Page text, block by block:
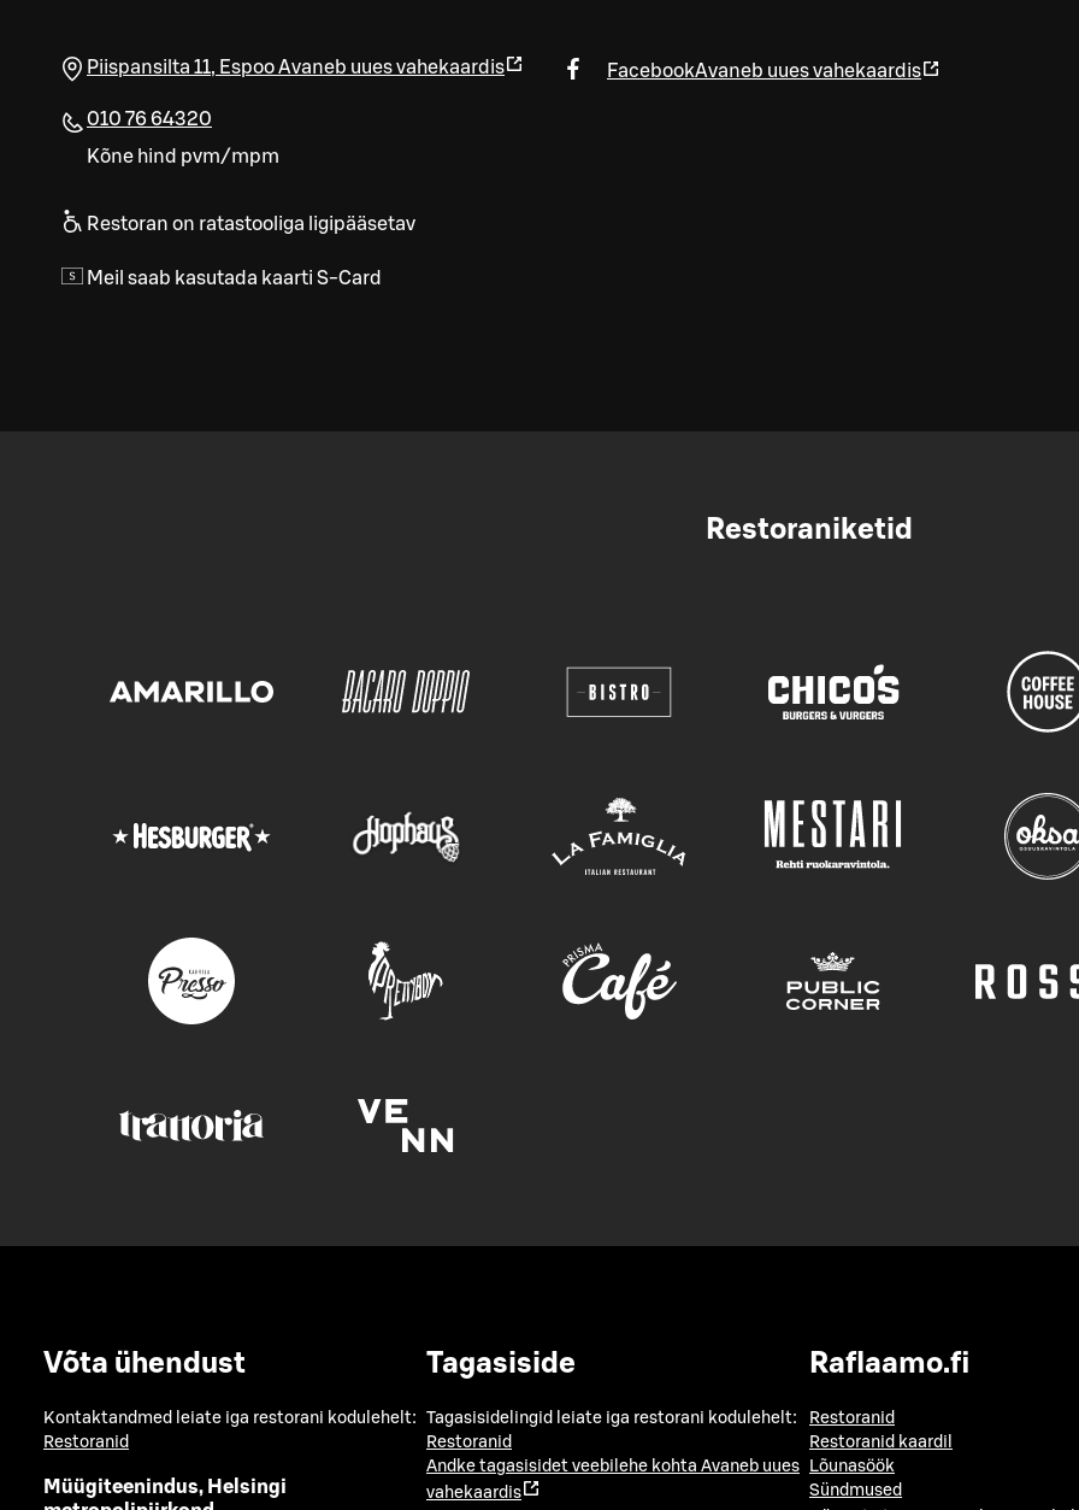
Piispansilta 11, EspooAvaneb uues vahekaardis
010 76 64320
Kõne hind pvm/mpm
Restoran on ratastooliga ligipääsetav
Meil saab kasutada kaarti S-Card
FacebookAvaneb uues vahekaardis
Restoraniketid
Võta ühendust
Kontaktandmed leiate iga restorani kodulehelt:
Restoranid
Müügiteenindus, Helsingi
Tagasiside
Tagasisidelingid leiate iga restorani kodulehelt:
Restoranid
Andke tagasisidet veebilehe kohta Avaneb uues
vahekaardis
Raflaamo.fi
Restoranid
Restoranid kaardil
Lõunasöök
Sündmused